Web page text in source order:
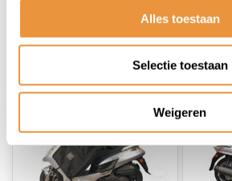
Alles toestaan
Selectie toestaan
Weigeren
127,95